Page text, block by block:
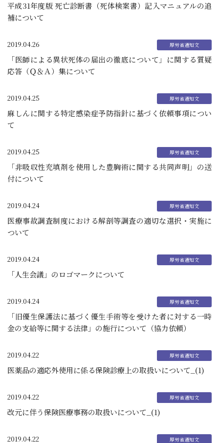
平成31年度版 死亡診断書（死体検案書）記入マニュアルの追
補について
2019.04.26
「医師による異状死体の届出の徹底について」に関する質疑
応答（Ｑ＆Ａ）集について
2019.04.25
麻しんに関する特定感染症予防指針に基づく依頼事項につい
て
2019.04.25
「非吸収性充填剤を使用した豊胸術に関する共同声明」の送
付について
2019.04.24
医療事故調査制度における解剖等調査の適切な選択・実施に
ついて
2019.04.24
「人生会議」のロゴマークについて
2019.04.24
「旧優生保護法に基づく優生手術等を受けた者に対する一時
金の支給等に関する法律」の施行について（協力依頼）
2019.04.22
医薬品の適応外使用に係る保険診療上の取扱いについて_(1)
2019.04.22
改元に伴う保険医療事務の取扱いについて_(1)
2019.04.22